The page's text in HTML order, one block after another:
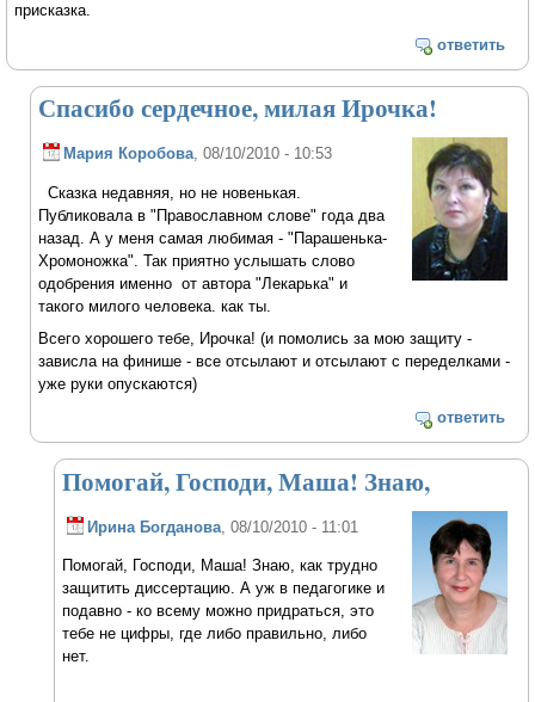
присказка.
ответить
Спасибо сердечное, милая Ирочка!
Мария Коробова, 08/10/2010 - 10:53
Сказка недавняя, но не новенькая.
Публиковала в "Православном слове" года два
назад. А у меня самая любимая - "Парашенька-
Хромоножка". Так приятно услышать слово
одобрения именно от автора "Лекарька" и
такого милого человека. как ты.
Всего хорошего тебе, Ирочка! (и помолись за мою защиту -
зависла на финише - все отсылают и отсылают с переделками -
уже руки опускаются)
ответить
Помогай, Господи, Маша! Знаю,
Ирина Богданова , 08/10/2010 - 11:01
Помогай, Господи, Маша! Знаю, как трудно
защитить диссертацию. А уж в педагогике и
подавно - ко всему можно придраться, это
тебе не цифры, где либо правильно, либо
нет.